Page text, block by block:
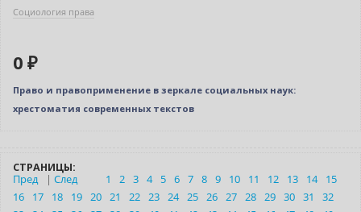
Социология права
0 ₽
Право и правоприменение в зеркале социальных наук:
хрестоматия современных текстов
СТРАНИЦЫ:
Пред
| След 1 2 3 4 5 6 7 8 9 10 11 12 13 14
15
16
17 18 19 20 21 22 23 24 25 26 27 28 29 30 31
32